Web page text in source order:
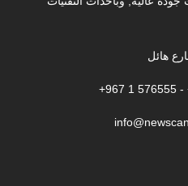
هائل